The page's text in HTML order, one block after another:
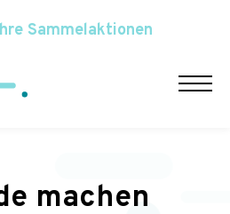
Sammelaktionen
machen